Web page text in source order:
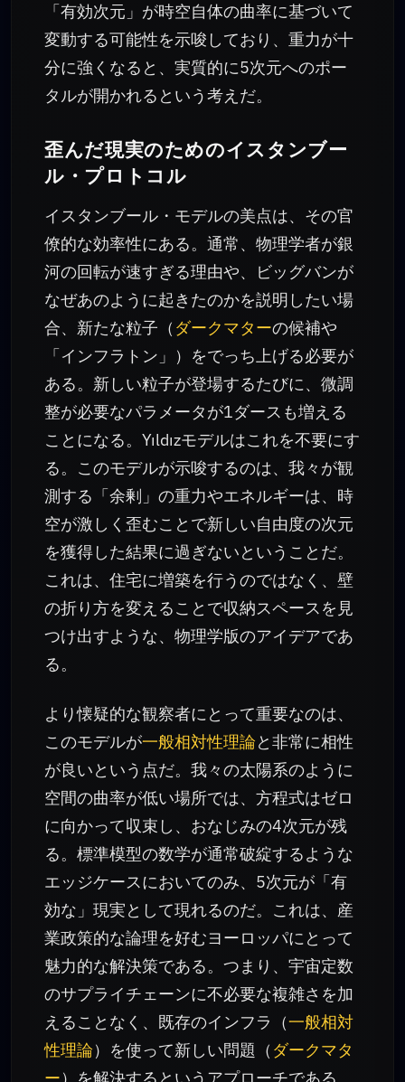
「有効次元」が時空自体の曲率に基づいて
変動する可能性を示唆しており、重力が十
分に強くなると、実質的に5次元へのポー
タルが開かれるという考えだ。
歪んだ現実のためのイスタンブー
ル・プロトコル
イスタンブール・モデルの美点は、その官
僚的な効率性にある。通常、物理学者が銀
河の回転が速すぎる理由や、ビッグバンが
なぜあのように起きたのかを説明したい場
合、新たな粒子（ ダークマターの候補や
「インフラトン」）をでっち上げる必要が
ある。新しい粒子が登場するたびに、微調
整が必要なパラメータが1ダースも増える
ことになる。Yıldızモデルはこれを不要にす
る。このモデルが示唆するのは、我々が観
測する「余剰」の重力やエネルギーは、時
空が激しく歪むことで新しい自由度の次元
を獲得した結果に過ぎないということだ。
これは、住宅に増築を行うのではなく、壁
の折り方を変えることで収納スペースを見
つけ出すような、物理学版のアイデアであ
る。
より懐疑的な観察者にとって重要なのは、
このモデルが一般相対性理論と非常に相性
が良いという点だ。我々の太陽系のように
空間の曲率が低い場所では、方程式はゼロ
に向かって収束し、おなじみの4次元が残
る。標準模型の数学が通常破綻するような
エッジケースにおいてのみ、5次元が「有
効な」現実として現れるのだ。これは、産
業政策的な論理を好むヨーロッパにとって
魅力的な解決策である。つまり、宇宙定数
のサプライチェーンに不必要な複雑さを加
えることなく、既存のインフラ（一般相対
性理論）を使って新しい問題（ ダークマタ
ー）を解決するというアプローチである。